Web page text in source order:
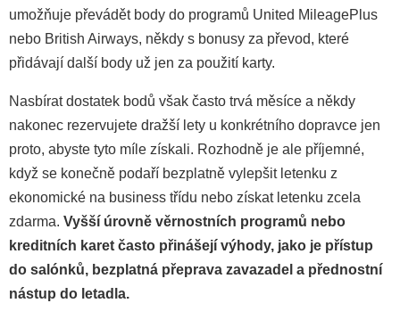
umožňuje převádět body do programů United MileagePlus
nebo British Airways, někdy s bonusy za převod, které
přidávají další body už jen za použití karty.
Nasbírat dostatek bodů však často trvá měsíce a někdy
nakonec rezervujete dražší lety u konkrétního dopravce jen
proto, abyste tyto míle získali. Rozhodně je ale příjemné,
když se konečně podaří bezplatně vylepšit letenku z
ekonomické na business třídu nebo získat letenku zcela
zdarma. Vyšší úrovně věrnostních programů nebo
kreditních karet často přinášejí výhody, jako je přístup
do salónků, bezplatná přeprava zavazadel a přednostní
nástup do letadla.